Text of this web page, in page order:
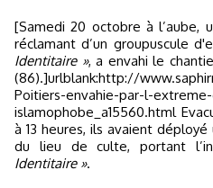
[Samedi 20 octobre à l’aube, un groupe de 73 militants se
réclamant d’un groupuscule
Identitaire », a envahi le
(86).]urlblank:http://
Poitiers-envahie-par-l-
islamophobe_a15560.html
à 13 heures, ils avaient
du lieu de culte, portant
Identitaire ».